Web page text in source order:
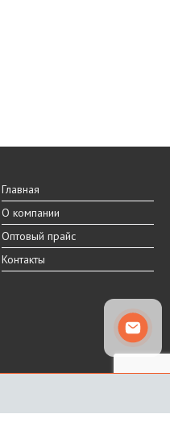
Главная
О компании
Оптовый прайс
Контакты
характеристики товара могут